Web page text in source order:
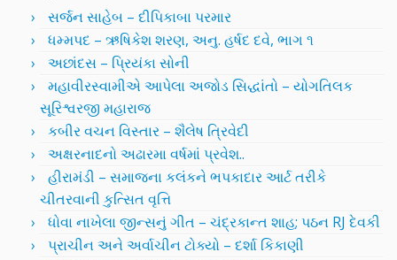
સર્જન સાહેબ – દીપિકાબા પરમાર
ધમ્મપદ – ઋષિકેશ શરણ, અનુ. હર્ષદ દવે, ભાગ ૧
અછાંદસ – પ્રિયંકા સોની
મહાવીરસ્વામીએ આપેલા અજોડ સિદ્ધાંતો – યોગતિલક
સૂરિશ્વરજી મહારાજ
કબીર વચન વિસ્તાર – શૈલેષ ત્રિવેદી
અક્ષરનાદનો અઢારમા વર્ષમાં પ્રવેશ..
હીરામંડી – સમાજના કલંકને ભપકાદાર આર્ટ તરીકે
ચીતરવાની કુત્સિત વૃત્તિ
ધોવા નાખેલા જીન્સનું ગીત – ચંદ્રકાન્ત શાહ; પઠન RJ દેવકી
પ્રાચીન અને અર્વાચીન ટોક્યો – દર્શા કિકાણી